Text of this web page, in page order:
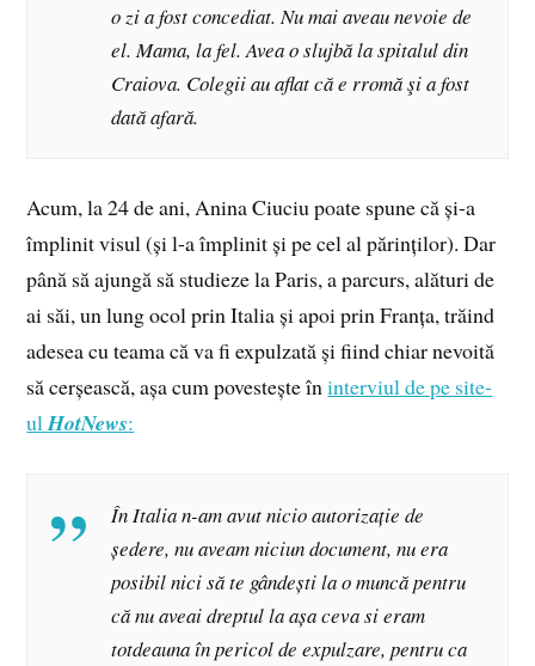
o zi a fost concediat. Nu mai aveau nevoie de
el. Mama, la fel. Avea o slujbă la spitalul din
Craiova. Colegii au aflat că e rromă şi a fost
dată afară.
Acum, la 24 de ani, Anina Ciuciu poate spune că și-a
împlinit visul (și l-a împlinit și pe cel al părinților). Dar
până să ajungă să studieze la Paris, a parcurs, alături de
ai săi, un lung ocol prin Italia și apoi prin Franța, trăind
adesea cu teama că va fi expulzată și fiind chiar nevoită
să cerșească, așa cum povestește îninterviul de pe site-
ulHotNews:
În Italia n-am avut nicio autorizație de
ședere, nu aveam niciun document, nu era
posibil nici să te gândești la o muncă pentru
că nu aveai dreptul la așa ceva si eram
totdeauna în pericol de expulzare, pentru ca